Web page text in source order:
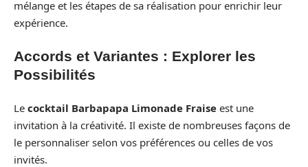
mélange et les étapes de sa réalisation pour enrichir leur
expérience.
Accords et Variantes : Explorer les
Possibilités
Le cocktail Barbapapa Limonade Fraise est une
invitation à la créativité. Il existe de nombreuses façons de
le personnaliser selon vos préférences ou celles de vos
invités.